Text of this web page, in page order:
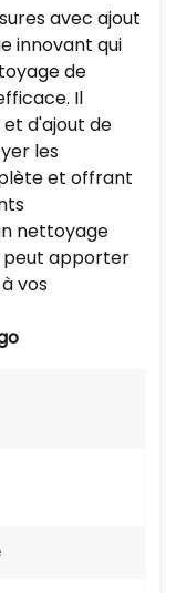
avec ajout
innovant qui
de
Il
d'ajout de
les
et offrant
nettoyage
peut apporter
vos